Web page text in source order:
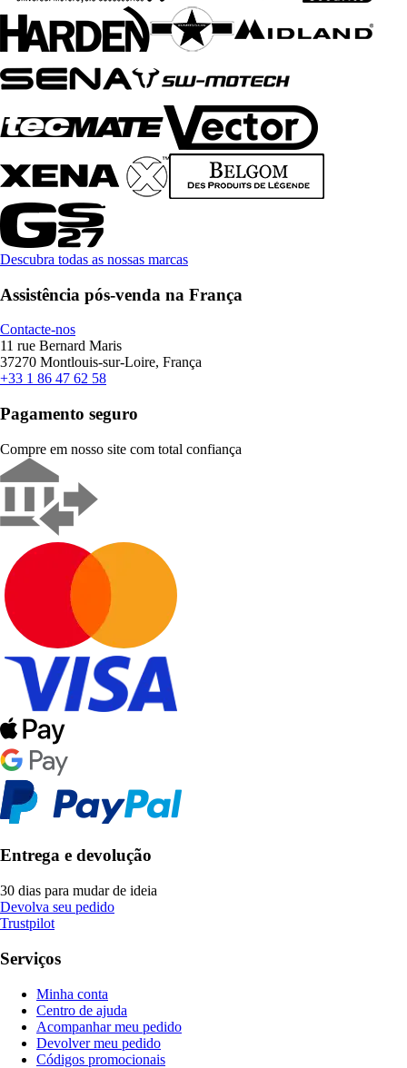
Descubra todas as nossas marcas
Assistência pós-venda na França
Contacte-nos
11 rue Bernard Maris
37270 Montlouis-sur-Loire, França
+33 1 86 47 62 58
Pagamento seguro
Compre em nosso site com total confiança
Entrega e devolução
30 dias para mudar de ideia
Devolva seu pedido
Trustpilot
Serviços
Minha conta
Centro de ajuda
Acompanhar meu pedido
Devolver meu pedido
Códigos promocionais